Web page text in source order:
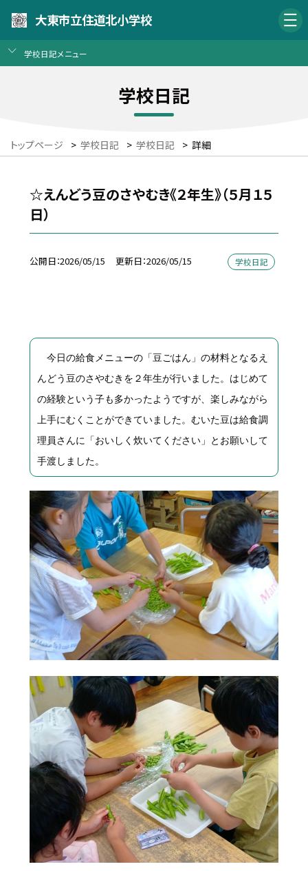
大東市立住道北小学校
学校日記メニュー
学校日記
トップページ > 学校日記 > 学校日記 > 詳細
☆えんどう豆のさやむき《２年生》（５月１５
日）
公開日 2026/05/15 更新日 2026/05/15 学校日記
今日の給食メニューの「豆ごはん」の材料となるえ
んどう豆のさやむきを２年生が行いました。はじめて
の経験という子も多かったようですが、楽しみながら
上手にむくことができていました。むいた豆は給食調
理員さんに「おいしく炊いてください」とお願いして
手渡しました。